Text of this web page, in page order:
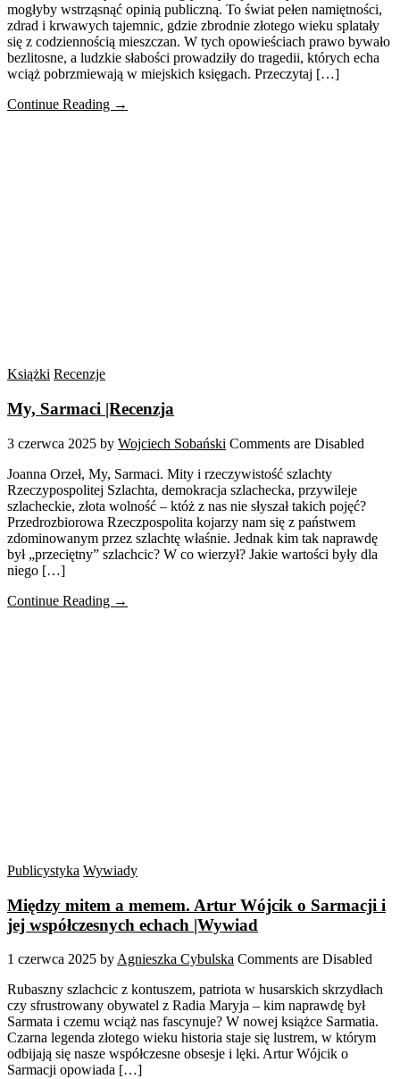
mogłyby wstrząsnąć opinią publiczną. To świat pełen namiętności,
zdrad i krwawych tajemnic, gdzie zbrodnie złotego wieku splatały
się z codziennością mieszczan. W tych opowieściach prawo bywało
bezlitosne, a ludzkie słabości prowadziły do tragedii, których echa
wciąż pobrzmiewają w miejskich księgach. Przeczytaj […]
Continue Reading →
Książki Recenzje
My, Sarmaci |Recenzja
3 czerwca 2025 by Wojciech Sobański Comments are Disabled
Joanna Orzeł, My, Sarmaci. Mity i rzeczywistość szlachty
Rzeczypospolitej Szlachta, demokracja szlachecka, przywileje
szlacheckie, złota wolność – któż z nas nie słyszał takich pojęć?
Przedrozbiorowa Rzeczpospolita kojarzy nam się z państwem
zdominowanym przez szlachtę właśnie. Jednak kim tak naprawdę
był „przeciętny” szlachcic? W co wierzył? Jakie wartości były dla
niego […]
Continue Reading →
Publicystyka Wywiady
Między mitem a memem. Artur Wójcik o Sarmacji i
jej współczesnych echach |Wywiad
1 czerwca 2025 by Agnieszka Cybulska Comments are Disabled
Rubaszny szlachcic z kontuszem, patriota w husarskich skrzydłach
czy sfrustrowany obywatel z Radia Maryja – kim naprawdę był
Sarmata i czemu wciąż nas fascynuje? W nowej książce Sarmatia.
Czarna legenda złotego wieku historia staje się lustrem, w którym
odbijają się nasze współczesne obsesje i lęki. Artur Wójcik o
Sarmacji opowiada […]